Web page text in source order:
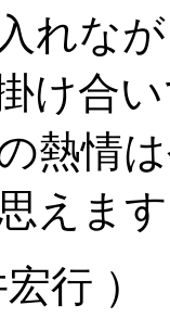
れな
け合
熱情
えま
行 ）